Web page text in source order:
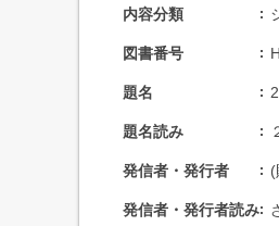
内容分類
図書番号
題名
題名読み
発信者・発行者 (
発信者・発行者読み